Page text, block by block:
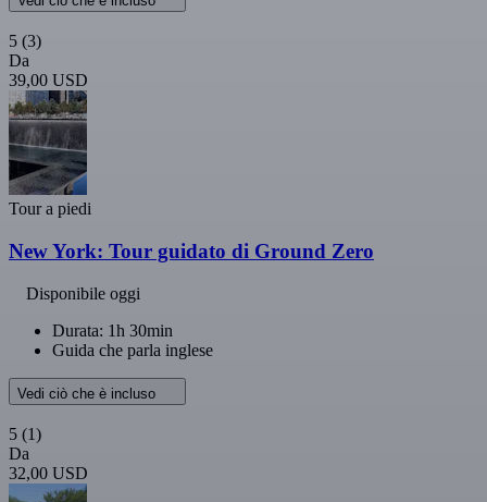
5 (3)
Da
39,00 USD
Tour a piedi
New York: Tour guidato di Ground Zero
Disponibile oggi
Durata: 1h 30min
Guida che parla inglese
Vedi ciò che è incluso
5 (1)
Da
32,00 USD